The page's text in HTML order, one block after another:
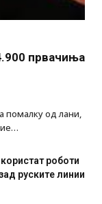
првачиња
помалку од лани,
роботи
руските линии